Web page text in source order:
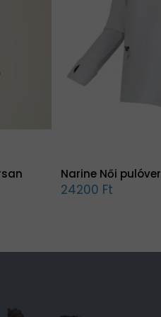
Narine Női pulóver
24200 Ft